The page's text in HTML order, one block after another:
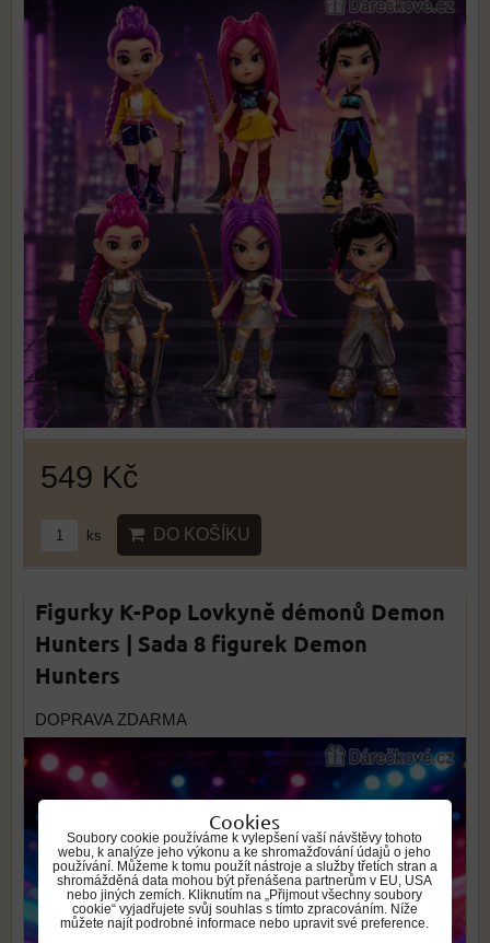
549 Kč
ks DO KOŠÍKU
Figurky K-Pop Lovkyně démonů Demon
Hunters | Sada 8 figurek Demon
Hunters
DOPRAVA ZDARMA
Cookies
Soubory cookie používáme k vylepšení vaší návštěvy tohoto
webu, k analýze jeho výkonu a ke shromažďování údajů o jeho
používání. Můžeme k tomu použít nástroje a služby třetích stran a
shromážděná data mohou být přenášena partnerům v EU, USA
nebo jiných zemích. Kliknutím na „Přijmout všechny soubory
cookie“ vyjadřujete svůj souhlas s tímto zpracováním. Níže
můžete najít podrobné informace nebo upravit své preference.